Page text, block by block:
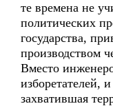
те времена не
политических
государства,
производством
Вместо
изборетателей,
захватившая